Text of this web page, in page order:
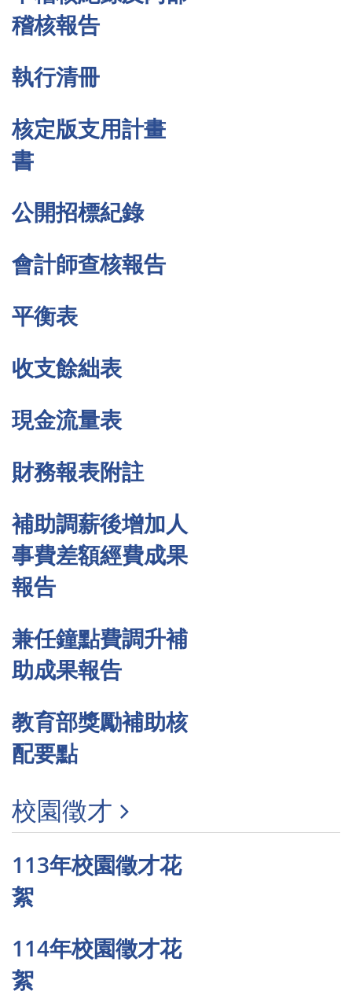
稽核報告
執行清冊
核定版支用計畫
書
公開招標紀錄
會計師查核報告
平衡表
收支餘絀表
現金流量表
財務報表附註
補助調薪後增加人
事費差額經費成果
報告
兼任鐘點費調升補
助成果報告
教育部獎勵補助核
配要點
校園徵才
113年校園徵才花
絮
114年校園徵才花
絮